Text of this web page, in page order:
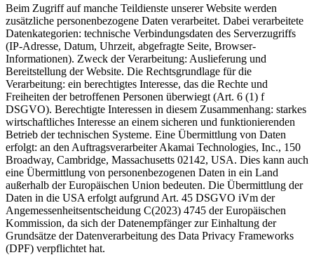
Beim Zugriff auf manche Teildienste unserer Website werden
zusätzliche personenbezogene Daten verarbeitet. Dabei verarbeitete
Datenkategorien: technische Verbindungsdaten des Serverzugriffs
(IP-Adresse, Datum, Uhrzeit, abgefragte Seite, Browser-
Informationen). Zweck der Verarbeitung: Auslieferung und
Bereitstellung der Website. Die Rechtsgrundlage für die
Verarbeitung: ein berechtigtes Interesse, das die Rechte und
Freiheiten der betroffenen Personen überwiegt (Art. 6 (1) f
DSGVO). Berechtigte Interessen in diesem Zusammenhang: starkes
wirtschaftliches Interesse an einem sicheren und funktionierenden
Betrieb der technischen Systeme. Eine Übermittlung von Daten
erfolgt: an den Auftragsverarbeiter Akamai Technologies, Inc., 150
Broadway, Cambridge, Massachusetts 02142, USA. Dies kann auch
eine Übermittlung von personenbezogenen Daten in ein Land
außerhalb der Europäischen Union bedeuten. Die Übermittlung der
Daten in die USA erfolgt aufgrund Art. 45 DSGVO iVm der
Angemessenheitsentscheidung C(2023) 4745 der Europäischen
Kommission, da sich der Datenempfänger zur Einhaltung der
Grundsätze der Datenverarbeitung des Data Privacy Frameworks
(DPF) verpflichtet hat.